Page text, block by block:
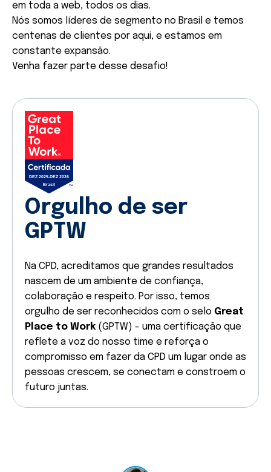
Capacidade de trabalhar de forma
independente e gerenciar múltiplas tarefas
simultaneamente.
Conhecimento de técnicas de vendas e
prospecção, e familiaridade com ferramentas de
necessidades dos clientes e adequar a
abordagem de vendas.
Diferenciais
Experiência anterior com estratégias de
inbound e outbound, demonstrando habilidades
em gerar e nutrir leads de diferentes fontes.
Conhecimento em técnicas de vendas
baseadas em dados e métricas.
Fluência em inglês/espanhol ou outros idiomas
Trabalho 100% remoto - com possibilidade de
uso do escritório em Brasília;
Salário competitivo + comissionamento (com
política ajustada ao período de rampagem);
Horário flexível;
Wellhub (Gympass);
Vale alimentação;
subsidiada;
Day off no dia do aniversário;
carreiras@cpd.com.br
em toda a web, todos os dias.
Nós somos líderes de segmento no Brasil e temos
centenas de clientes por aqui, e estamos em
constante expansão.
Venha fazer parte desse desafio!
Orgulho de ser
GPTW
Na CPD, acreditamos que grandes resultados
nascem de um ambiente de confiança,
colaboração e respeito. Por isso, temos
orgulho de ser reconhecidos com o selo Great
Place to Work (GPTW) - uma certificação que
reflete a voz do nosso time e reforça o
compromisso em fazer da CPD um lugar onde as
pessoas crescem, se conectam e constroem o
futuro juntas.